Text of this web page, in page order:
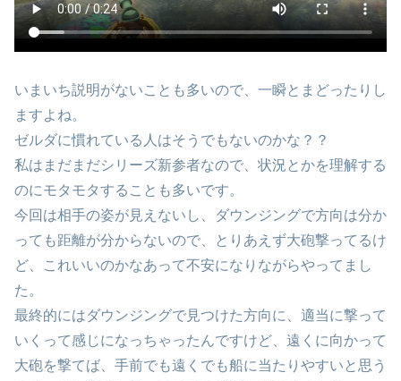
いまいち説明がないことも多いので、一瞬とまどったりし
ますよね。
ゼルダに慣れている人はそうでもないのかな？？
私はまだまだシリーズ新参者なので、状況とかを理解する
のにモタモタすることも多いです。
今回は相手の姿が見えないし、ダウンジングで方向は分か
っても距離が分からないので、とりあえず大砲撃ってるけ
ど、これいいのかなあって不安になりながらやってまし
た。
最終的にはダウンジングで見つけた方向に、適当に撃って
いくって感じになっちゃったんですけど、遠くに向かって
大砲を撃てば、手前でも遠くでも船に当たりやすいと思う